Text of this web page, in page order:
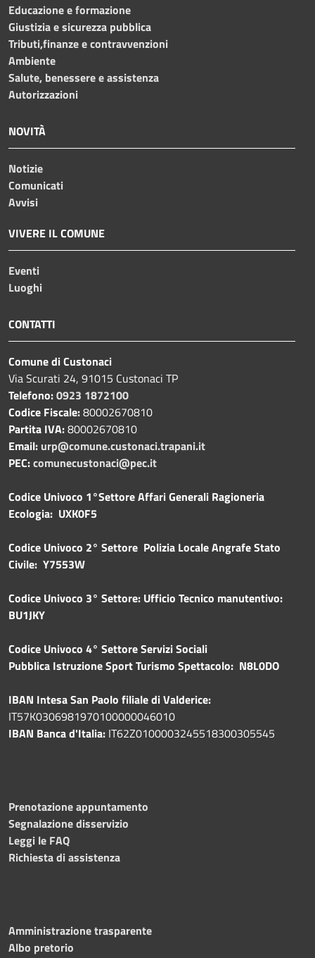
Educazione e formazione
Giustizia e sicurezza pubblica
Tributi,finanze e contravvenzioni
Ambiente
Salute, benessere e assistenza
Autorizzazioni
NOVITÀ
Notizie
Comunicati
Avvisi
VIVERE IL COMUNE
Eventi
Luoghi
CONTATTI
Comune di Custonaci
Via Scurati 24, 91015 Custonaci TP
Telefono:0923 1872100
Codice Fiscale:80002670810
Partita IVA:80002670810
Email: urp@comune.custonaci.trapani.it
PEC:comunecustonaci@pec.it
Codice Univoco 1°Settore Affari Generali Ragioneria
Ecologia: UXK0F5
Codice Univoco 2° Settore Polizia Locale Angrafe Stato
Civile: Y7553W
Codice Univoco 3° Settore: Ufficio Tecnico manutentivo:
BU1JKY
Codice Univoco 4° Settore Servizi Sociali
Pubblica Istruzione Sport Turismo Spettacolo: N8L0DO
IBAN Intesa San Paolo filiale di Valderice:
IT57K0306981970100000046010
IBAN Banca d'Italia: IT62Z0100003245518300305545
Prenotazione appuntamento
Segnalazione disservizio
Leggi le FAQ
Richiesta di assistenza
Amministrazione trasparente
Albo pretorio